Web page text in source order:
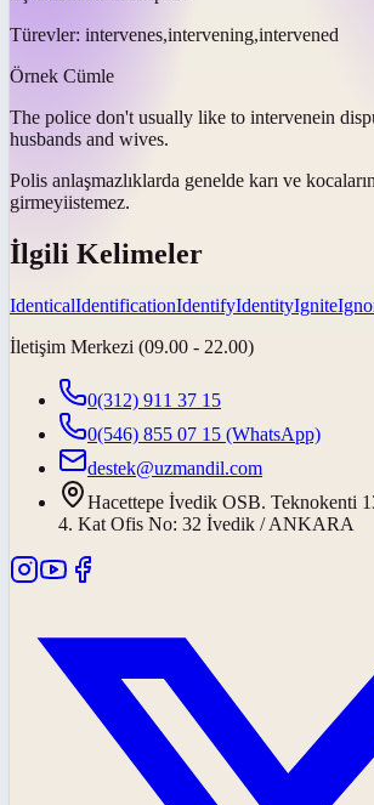
Türevler: intervenes,intervening,intervened
Örnek Cümle
The police don't usually like to intervenein
husbands and wives.
Polis anlaşmazlıklarda genelde karı ve kocaların
girmeyiistemez.
İlgili Kelimeler
IdenticalIdentificationIdentifyIdentityIgnite
İletişim Merkezi (09.00 - 22.00)
0(312) 911 37 15
0(546) 855 07 15 (WhatsApp)
destek@uzmandil.com
Hacettepe İvedik OSB. Teknokenti
4. Kat Ofis No: 32 İvedik / ANKARA